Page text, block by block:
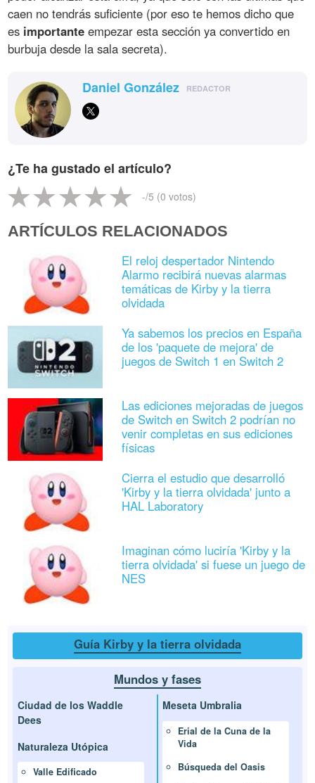
caen no tendrás suficiente (por eso te hemos dicho que
es importante empezar esta sección ya convertido en
burbuja desde la sala secreta).
Daniel González REDACTOR
¿Te ha gustado el artículo?
-/5 (0 votos)
ARTÍCULOS RELACIONADOS
El reloj despertador Nintendo
Alarmo recibirá nuevas alarmas
temáticas de Kirby y la tierra
olvidada
Ya sabemos los precios en España
de los 'paquete de mejora' de
juegos de Switch 1 en Switch 2
Las ediciones mejoradas de juegos
de Switch en Switch 2 podrían no
venir completas en sus ediciones
físicas
Cierra el estudio que desarrolló
'Kirby y la tierra olvidada' junto a
HAL Laboratory
Imaginan cómo luciría 'Kirby y la
tierra olvidada' si fuese un juego de
NES
Guía Kirby y la tierra olvidada
Mundos y fases
Ciudad de los Waddle
Dees
Naturaleza Utópica
Valle Edificado
Meseta Umbralia
Erial de la Cuna de la
Vida
Búsqueda del Oasis